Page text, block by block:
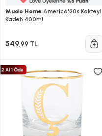
Mudo Home America'20s Kokteyl
Kadeh 400ml
549,99 TL